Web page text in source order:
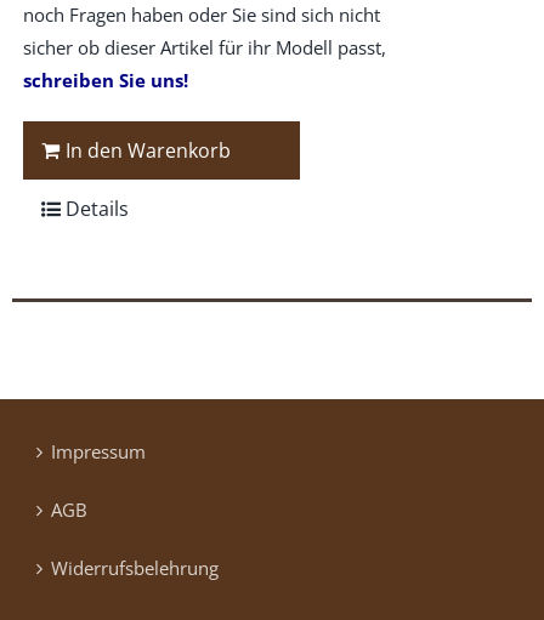
noch Fragen haben oder Sie sind sich nicht
sicher ob dieser Artikel für ihr Modell passt,
schreiben Sie uns!
In den Warenkorb
Details
Impressum
AGB
Widerrufsbelehrung